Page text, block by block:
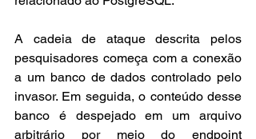
A cadeia de ataque descrita pelos
pesquisadores começa com a conexão
a um banco de dados controlado pelo
invasor. Em seguida, o conteúdo desse
banco é despejado em um arquivo
arbitrário por meio do endpoint